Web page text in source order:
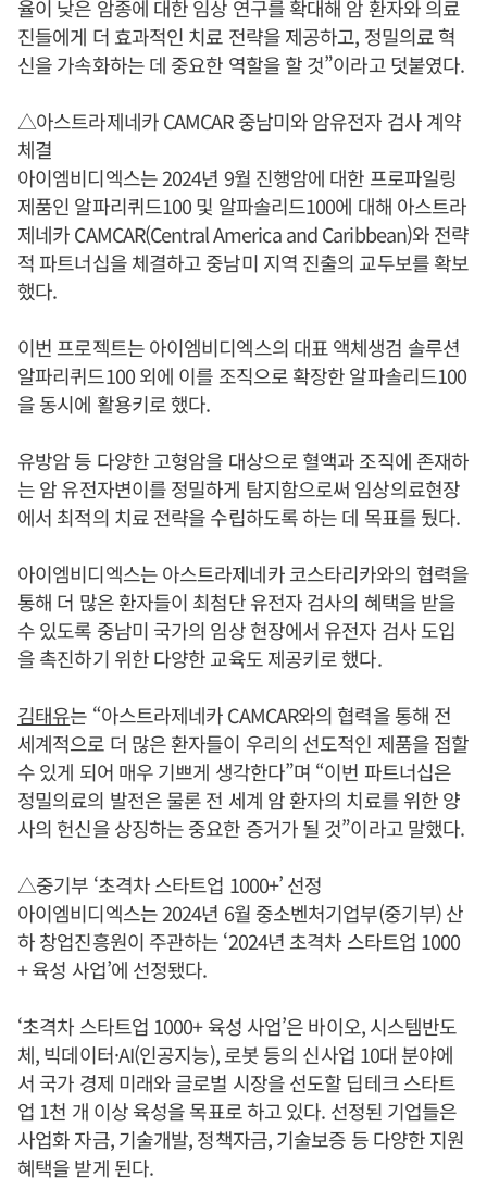
율이 낮은 암종에 대한 임상 연구를 확대해 암 환자와 의료
진들에게 더 효과적인 치료 전략을 제공하고, 정밀의료 혁
신을 가속화하는 데 중요한 역할을 할 것”이라고 덧붙였다.
△아스트라제네카 CAMCAR 중남미와 암유전자 검사 계약
체결
아이엠비디엑스는 2024년 9월 진행암에 대한 프로파일링
제품인 알파리퀴드100 및 알파솔리드100에 대해 아스트라
제네카 CAMCAR(Central America and Caribbean)와 전략
적 파트너십을 체결하고 중남미 지역 진출의 교두보를 확보
했다.
이번 프로젝트는 아이엠비디엑스의 대표 액체생검 솔루션
알파리퀴드100 외에 이를 조직으로 확장한 알파솔리드100
을 동시에 활용키로 했다.
유방암 등 다양한 고형암을 대상으로 혈액과 조직에 존재하
는 암 유전자변이를 정밀하게 탐지함으로써 임상의료현장
에서 최적의 치료 전략을 수립하도록 하는 데 목표를 뒀다.
아이엠비디엑스는 아스트라제네카 코스타리카와의 협력을
통해 더 많은 환자들이 최첨단 유전자 검사의 혜택을 받을
수 있도록 중남미 국가의 임상 현장에서 유전자 검사 도입
을 촉진하기 위한 다양한 교육도 제공키로 했다.
김태유는 “아스트라제네카 CAMCAR와의 협력을 통해 전
세계적으로 더 많은 환자들이 우리의 선도적인 제품을 접할
수 있게 되어 매우 기쁘게 생각한다”며 “이번 파트너십은
정밀의료의 발전은 물론 전 세계 암 환자의 치료를 위한 양
사의 헌신을 상징하는 중요한 증거가 될 것”이라고 말했다.
△중기부 ‘초격차 스타트업 1000+’ 선정
아이엠비디엑스는 2024년 6월 중소벤처기업부(중기부) 산
하 창업진흥원이 주관하는 ‘2024년 초격차 스타트업 1000
+ 육성 사업’에 선정됐다.
‘초격차 스타트업 1000+ 육성 사업’은 바이오, 시스템반도
체, 빅데이터·AI(인공지능), 로봇 등의 신사업 10대 분야에
서 국가 경제 미래와 글로벌 시장을 선도할 딥테크 스타트
업 1천 개 이상 육성을 목표로 하고 있다. 선정된 기업들은
사업화 자금, 기술개발, 정책자금, 기술보증 등 다양한 지원
혜택을 받게 된다.